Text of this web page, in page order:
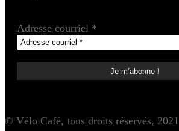
Adresse courriel *
© Vélo Café, tous droits réservés, 2021